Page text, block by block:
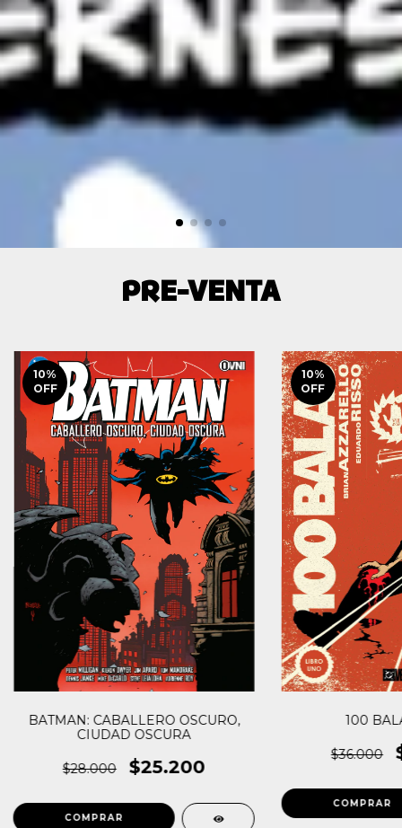
PRE-VENTA
10%
OFF
BATMAN: CABALLERO OSCURO,
CIUDAD OSCURA
$28.000 $25.200
10%
OFF
100
$36.000